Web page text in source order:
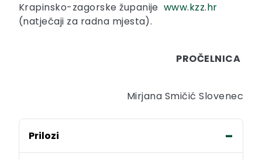
Krapinsko-zagorske županije www.kzz.hr
(natječaji za radna mjesta).
PROČELNICA
Mirjana Smičić Slovenec
Prilozi